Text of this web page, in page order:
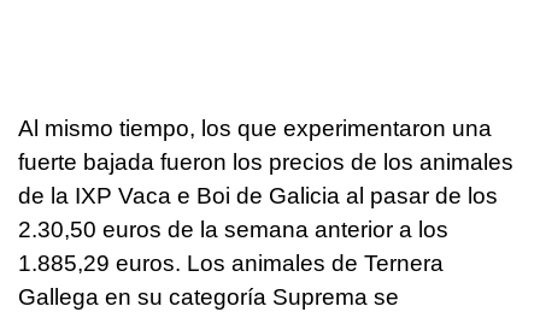
Al mismo tiempo, los que experimentaron una
fuerte bajada fueron los precios de los animales
de la IXP Vaca e Boi de Galicia al pasar de los
2.30,50 euros de la semana anterior a los
1.885,29 euros. Los animales de Ternera
Gallega en su categoría Suprema se